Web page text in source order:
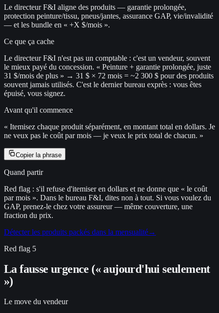
Le directeur F&I aligne des produits — garantie prolongée,
protection peinture/tissu, pneus/jantes, assurance GAP, vie/invalidité
— et les bundle en « +X $/mois ».
Ce que ça cache
Le directeur F&I n'est pas un comptable : c'est un vendeur, souvent
le mieux payé du concession. « Peinture + garantie prolongée, juste
31 $/mois de plus » → 31 $ × 72 mois = ~2 300 $ pour des produits
souvent jamais utilisés. C'est le dernier bureau exprès : vous êtes
épuisé, vous signez.
Avant qu'il commence
« Itemisez chaque produit séparément, en montant total en dollars. Je
ne veux pas le coût par mois — je veux le prix total de chacun. »
Copier la phrase
Quand partir
Red flag : s'il refuse d'itemiser en dollars et ne donne que « le coût
par mois ». Dans le bureau F&I, dites non à tout. Si vous voulez du
GAP, prenez-le chez votre assureur — même couverture, une
fraction du prix.
Détecter les produits packés dans la mensualité→
Red flag 5
La fausse urgence (« aujourd'hui seulement
»)
Le move du vendeur